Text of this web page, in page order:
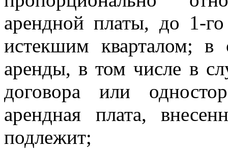
арендной платы, до 1-
истекшим кварталом; в
аренды, в том числе в
договора или
арендная плата,
подлежит;